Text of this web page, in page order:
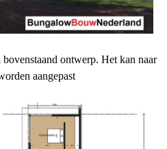
ontwerp. Het kan naar
aangepast